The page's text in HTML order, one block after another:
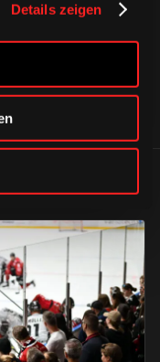
Details zeigen